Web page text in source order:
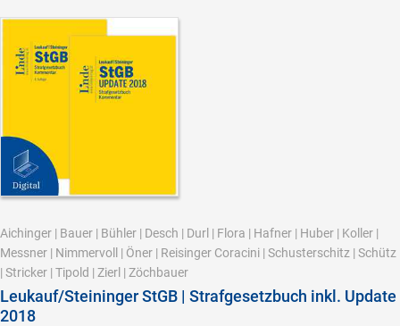
Aichinger | Bauer | Bühler | Desch | Durl | Flora | Hafner | Huber | Koller |
Messner | Nimmervoll | Öner | Reisinger Coracini | Schusterschitz | Schütz
| Stricker | Tipold | Zierl | Zöchbauer
Leukauf/Steininger StGB | Strafgesetzbuch inkl. Update
2018